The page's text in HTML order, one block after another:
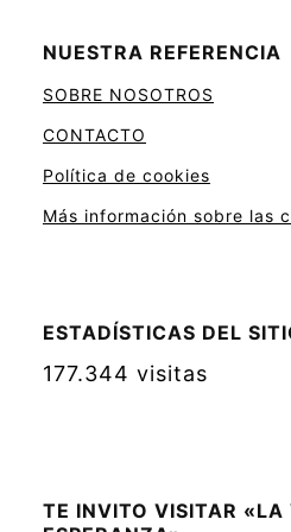
NUESTRA REFERENCIA
SOBRE NOSOTROS
CONTACTO
Política de cookies
Más información sobre las
ESTADÍSTICAS DEL
177.344 visitas
TE INVITO VISITAR «LA